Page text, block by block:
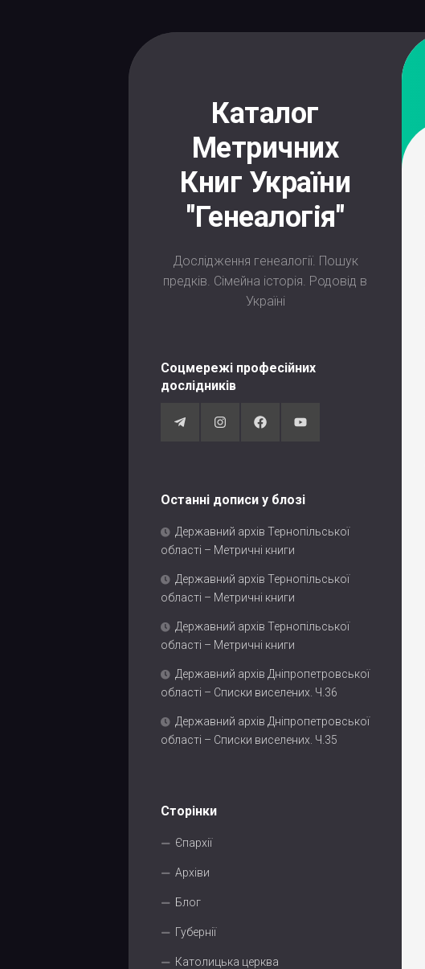
Каталог
Метричних
Книг України
"Генеалогія"
Дослідження генеалогії. Пошук
предків. Сімейна історія. Родовід в
Україні
Соцмережі професійних
дослідників
Останні дописи у блозі
Державний архів Тернопільської
області – Метричні книги
Державний архів Тернопільської
області – Метричні книги
Державний архів Тернопільської
області – Метричні книги
Державний архів Дніпропетровської
області – Списки виселених. Ч.36
Державний архів Дніпропетровської
області – Списки виселених. Ч.35
Сторінки
Єпархії
Архіви
Блог
Губернії
Католицька церква